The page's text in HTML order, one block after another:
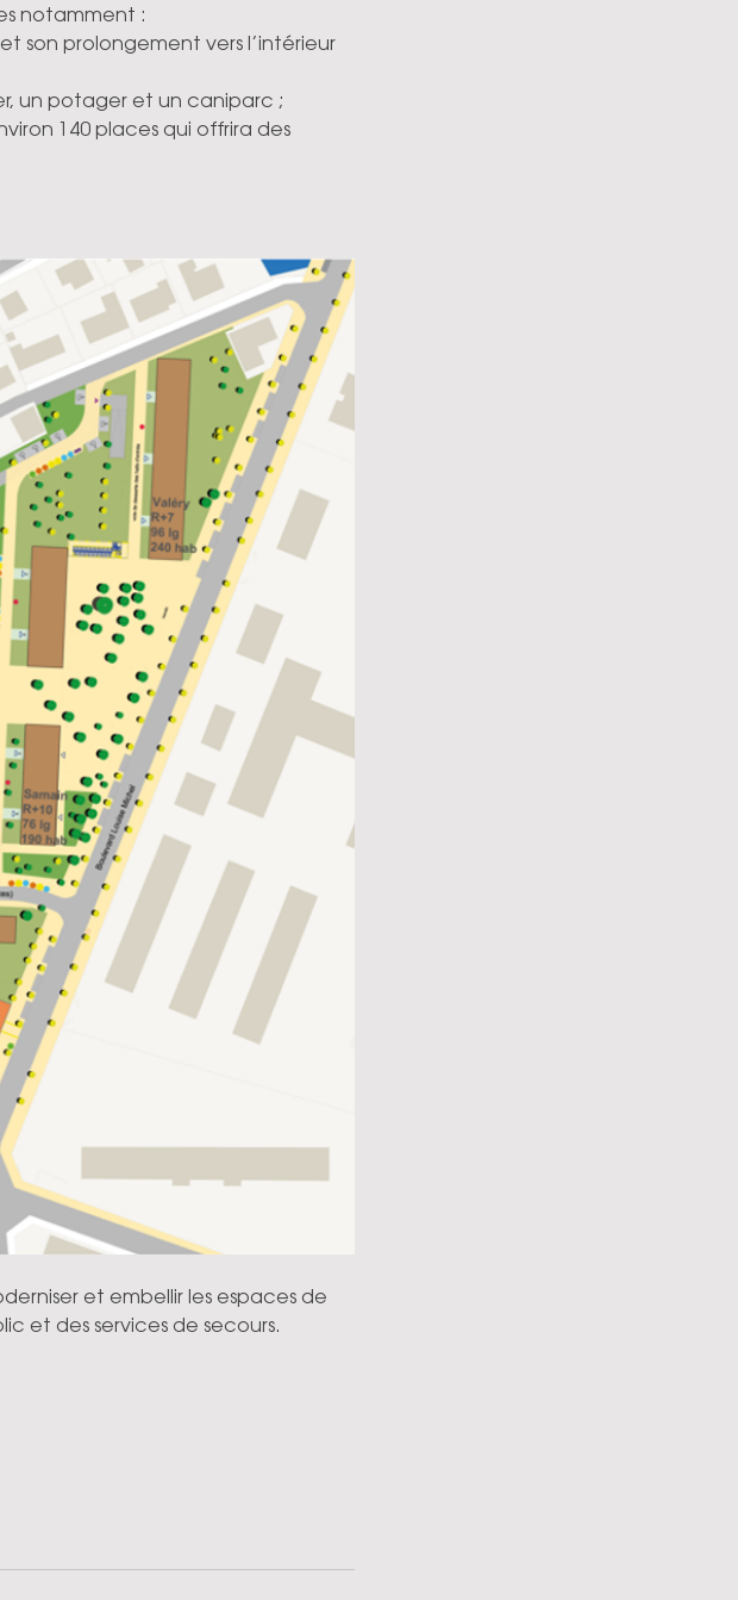
notamment :
son prolongement vers l’intérieur
un potager et un caniparc ;
140 places qui offrira des
et embellir les espaces de
et des services de secours.